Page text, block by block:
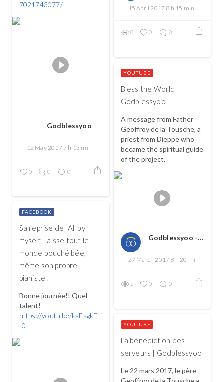
15 April 2017 8 h 15 min
0 0 0
7021743077/
Godblessyoo
12 May 2017 7 h 13 min
0 0 0
Bless the World |
Godblessyoo
A message from Father
Geoffroy de la Tousche, a
priest from Dieppe who
became the spiritual guide
of the project.
Godblessyoo - Spread love, spread the good
27 March 2017 8 h 20 min
YOUTUBE
2 0 0
Sa reprise de "All by
myself" laisse tout le
monde bouché bée,
même son propre
pianiste !
Bonne journée!! Quel
talent!
https://youtu.be/ksFagkF-i
-0
FACEBOOK
La bénédiction des
serveurs | Godblessyoo
Le 22 mars 2017, le père
YOUTUBE